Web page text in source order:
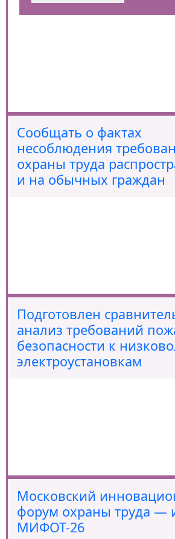
Cообщать о фактах
несоблюдения
охраны труда
и на обычных граждан
Подготовлен
анализ требований
безопасности к
электроустановкам
Московский
форум охраны труда —
МИФОТ-26